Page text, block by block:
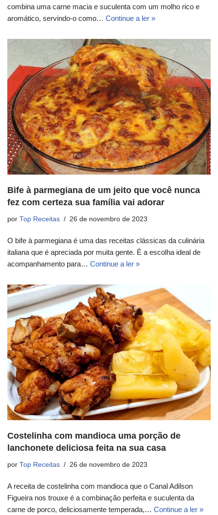
combina uma carne macia e suculenta com um molho rico e
aromático, servindo-o como… Continue a ler »
Bife à parmegiana de um jeito que você nunca
fez com certeza sua família vai adorar
por Top Receitas 26 de novembro de 2023
O bife à parmegiana é uma das receitas clássicas da culinária
italiana que é apreciada por muita gente. É a escolha ideal de
acompanhamento para… Continue a ler »
Costelinha com mandioca uma porção de
lanchonete deliciosa feita na sua casa
por Top Receitas 26 de novembro de 2023
A receita de costelinha com mandioca que o Canal Adilson
Figueira nos trouxe é a combinação perfeita e suculenta da
carne de porco, deliciosamente temperada,… Continue a ler »